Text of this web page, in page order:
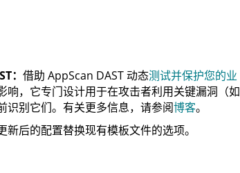
： 借助 AppScan DAST 动态测试并保护您的业
响，它专门设计用于在攻击者利用关键漏洞（如
识别它们。有关更多信息，请参阅博客。
新后的配置替换现有模板文件的选项。